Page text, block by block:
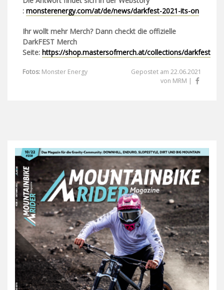
: monsterenergy.com/at/de/news/darkfest-2021-its-on
Ihr wollt mehr Merch? Dann checkt die offizielle
DarkFEST Merch
Seite: https://shop.mastersofmerch.at/collections/darkfest
Fotos: Monster Energy
Gepostet am 22.06.2021
von MRM |